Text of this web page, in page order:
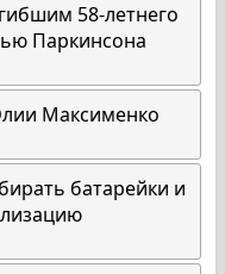
58-летнего
Паркинсона
Максименко
батарейки и